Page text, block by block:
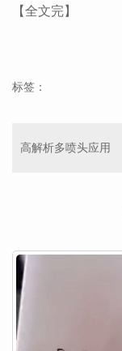
【全文完】
标签：
高解析多喷头应用